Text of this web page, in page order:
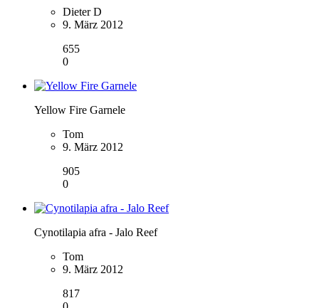
Dieter D
9. März 2012
655
0
Yellow Fire Garnele
Tom
9. März 2012
905
0
Cynotilapia afra - Jalo Reef
Tom
9. März 2012
817